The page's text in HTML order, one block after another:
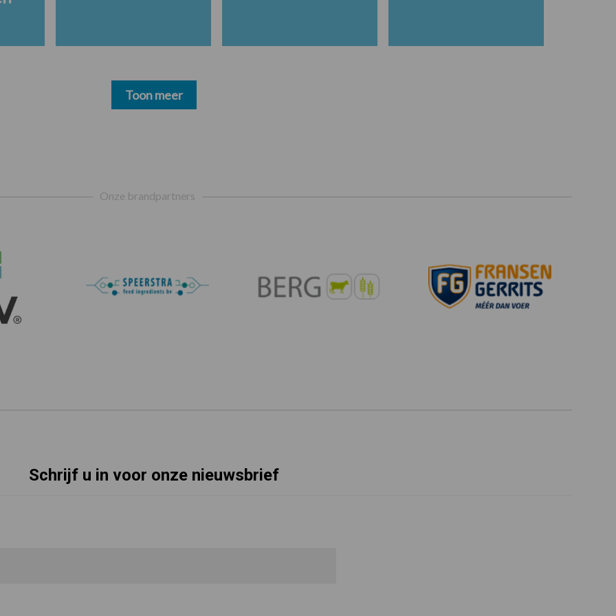
Toon meer
Onze brandpartners
Schrijf u in voor onze nieuwsbrief